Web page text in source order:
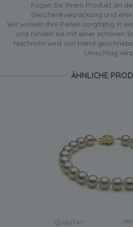
Fügen Sie Ihrem Produkt an
Geschenkverpackung und
Wir wickeln Ihre Perlen sorgfältig in
und runden sie mit einer schönen
Nachricht wird von Hand
Umschlag
ÄHNLICHE
QUALITÄT: